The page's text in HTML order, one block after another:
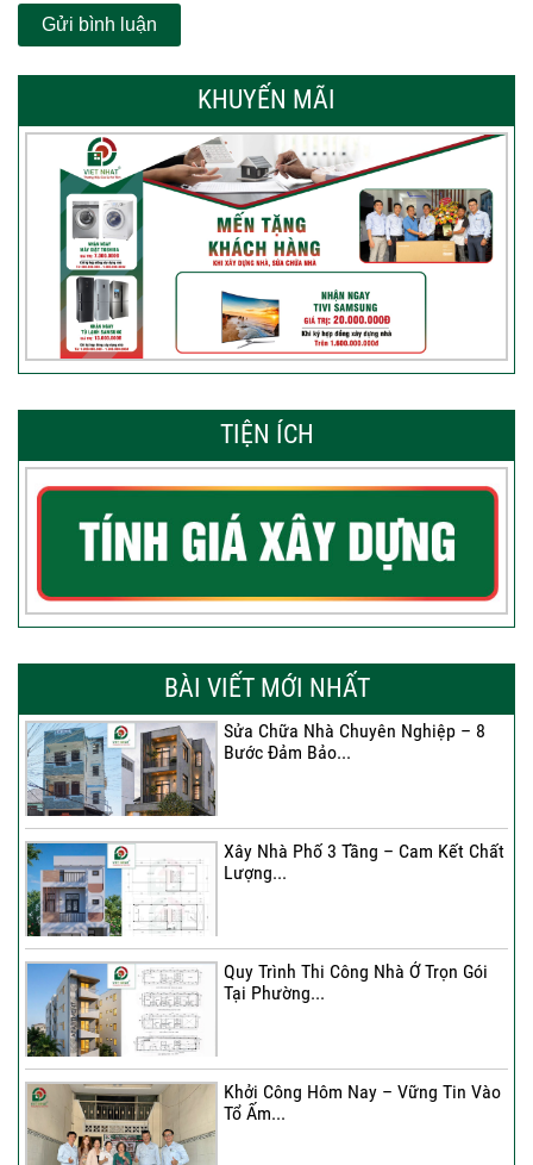
KHUYẾN MÃI
TIỆN ÍCH
BÀI VIẾT MỚI NHẤT
Sửa Chữa Nhà Chuyên Nghiệp – 8
Bước Đảm Bảo...
Xây Nhà Phố 3 Tầng – Cam Kết Chất
Lượng...
Quy Trình Thi Công Nhà Ở Trọn Gói
Tại Phường...
Khởi Công Hôm Nay – Vững Tin Vào
Tổ Ấm...